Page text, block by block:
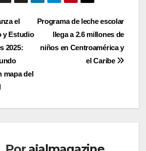
Programa de leche escolar
llega a 2.6 millones de
niños en Centroamérica y
el Caribe
el
y Estudio
2025:
mapa del